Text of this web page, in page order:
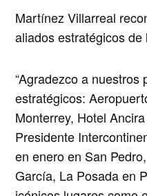
Martínez Villarreal
aliados estratégicos de
“Agradezco a nuestros
estratégicos:
Monterrey, Hotel
Presidente
en enero en San
García, La Posada en